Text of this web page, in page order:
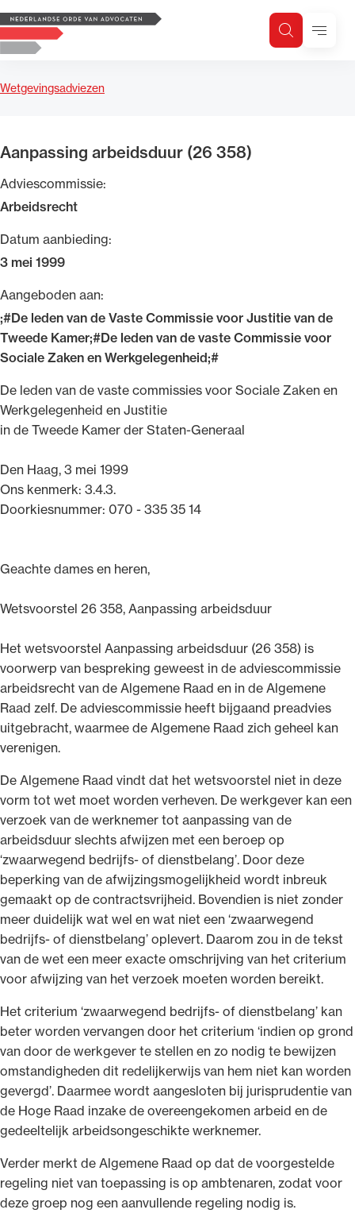
Logo, to the homepage
ZoekenMenu
Wetgevingsadviezen
Aanpassing arbeidsduur (26 358)
Adviescommissie:
Arbeidsrecht
Datum aanbieding:
3 mei 1999
Aangeboden aan:
;#De leden van de Vaste Commissie voor Justitie van de
Tweede Kamer;#De leden van de vaste Commissie voor
Sociale Zaken en Werkgelegenheid;#
De leden van de vaste commissies voor Sociale Zaken en
Werkgelegenheid en Justitie
in de Tweede Kamer der Staten-Generaal
Den Haag, 3 mei 1999
Ons kenmerk: 3.4.3.
Doorkiesnummer: 070 - 335 35 14
Geachte dames en heren,
Wetsvoorstel 26 358, Aanpassing arbeidsduur
Het wetsvoorstel Aanpassing arbeidsduur (26 358) is
voorwerp van bespreking geweest in de adviescommissie
arbeidsrecht van de Algemene Raad en in de Algemene
Raad zelf. De adviescommissie heeft bijgaand preadvies
uitgebracht, waarmee de Algemene Raad zich geheel kan
verenigen.
De Algemene Raad vindt dat het wetsvoorstel niet in deze
vorm tot wet moet worden verheven. De werkgever kan een
verzoek van de werknemer tot aanpassing van de
arbeidsduur slechts afwijzen met een beroep op
‘zwaarwegend bedrijfs- of dienstbelang’. Door deze
beperking van de afwijzingsmogelijkheid wordt inbreuk
gemaakt op de contractsvrijheid. Bovendien is niet zonder
meer duidelijk wat wel en wat niet een ‘zwaarwegend
bedrijfs- of dienstbelang’ oplevert. Daarom zou in de tekst
van de wet een meer exacte omschrijving van het criterium
voor afwijzing van het verzoek moeten worden bereikt.
Het criterium ‘zwaarwegend bedrijfs- of dienstbelang’ kan
beter worden vervangen door het criterium ‘indien op grond
van door de werkgever te stellen en zo nodig te bewijzen
omstandigheden dit redelijkerwijs van hem niet kan worden
gevergd’. Daarmee wordt aangesloten bij jurisprudentie van
de Hoge Raad inzake de overeengekomen arbeid en de
gedeeltelijk arbeidsongeschikte werknemer.
Verder merkt de Algemene Raad op dat de voorgestelde
regeling niet van toepassing is op ambtenaren, zodat voor
deze groep nog een aanvullende regeling nodig is.
Zoeken
Zoek op trefwoord
Uitgelicht
Alle wet- en regelgeving voor de advocatuur.
de advocatuur (Voda) en de Regeling op de
Ondersteuning voor advocaten bij hun
beroepsuitoefening: van de advocatenpas tot
het rechtsgebiedenregister en
geheimhoudernummers.